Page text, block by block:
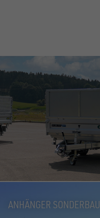
ANHÄNGER SONDERBAU